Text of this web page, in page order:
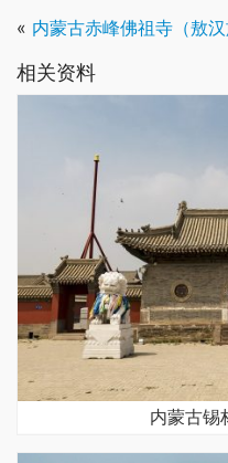
« 内蒙古赤峰佛祖寺（敖汉
相关资料
内蒙古锡